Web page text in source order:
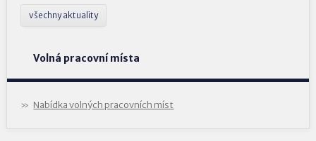
všechny aktuality
Volná pracovní místa
Nabídka volných pracovních míst